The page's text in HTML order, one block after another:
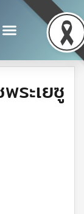
ระเยซู